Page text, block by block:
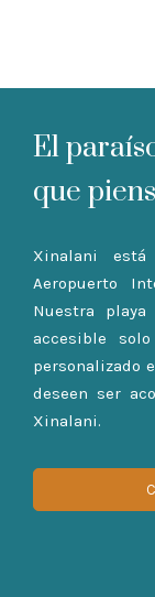
El
que
Xinalani
Aeropuerto
Nuestra
accesible
personalizado
deseen ser
Xinalani.